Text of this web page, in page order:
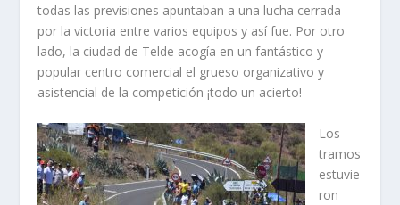
todas las previsiones apuntaban a una lucha cerrada
por la victoria entre varios equipos y así fue. Por otro
lado, la ciudad de Telde acogía en un fantástico y
popular centro comercial el grueso organizativo y
asistencial de la competición ¡todo un acierto!
Los
tramos
estuvie
ron